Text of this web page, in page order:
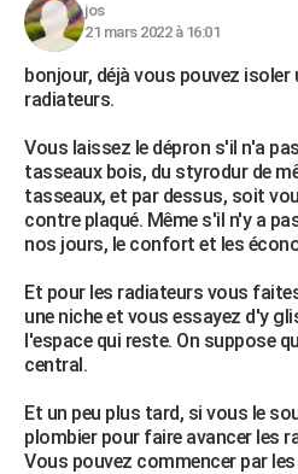
Bricolage
Lifestyle
Culture
Sport
Auto
Television
Voyage
Cinema
jos
21 mars 2022 à 16:01
bonjour, déjà vous pouvez isoler
radiateurs.
Vous laissez le dépron s'il n'a
tasseaux bois, du styrodur de
tasseaux, et par dessus, soit
contre plaqué. Même s'il n'y a
nos jours, le confort et les
Et pour les radiateurs vous
une niche et vous essayez d'y
l'espace qui reste. On suppose
central.
Et un peu plus tard, si vous le
plombier pour faire avancer les
Vous pouvez commencer par